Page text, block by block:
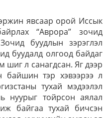
явсаар орой Иссык
“Аврора” зочид
буудлын зэрэглэл
буудалд олгоод байдаг
шиг л санагдсан. Яг дээр
байшин тэр хэвээрээ л
тухай мэдээлэл
нуурыг тойрсон аялал
байгаа тухай бичсэн